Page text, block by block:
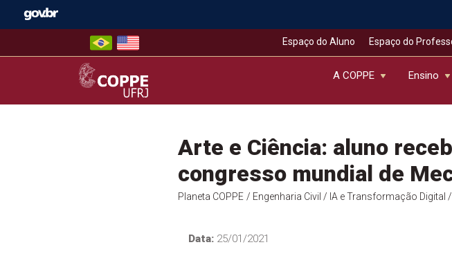
Espaço do Aluno Espaço do
COPPE – UFRJ
A COPPE Ensino
Arte e Ciência: aluno
congresso mundial de
Planeta COPPE / Engenharia Civil / IA e Transformação Digital
Data:25/01/2021